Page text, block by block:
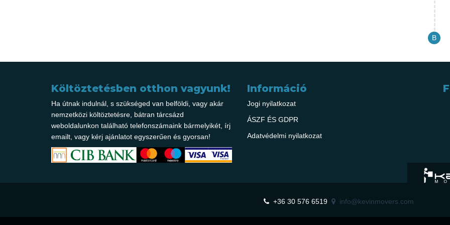
Költöztetésben otthon vagyunk!
Ha útnak indulnál, s szükséged van belföldi, vagy akár
nemzetközi költöztetésre, bátran tárcsázd
weboldalunkon található telefonszámaink bármelyikét, írj
emailt, vagy kérj ajánlatot egyszerűen és gyorsan!
Információ
Jogi nyilatkozat
ÁSZF ÉS GDPR
Adatvédelmi nyilatkozat
+36 30 576 6519 info@kevinmovers.com